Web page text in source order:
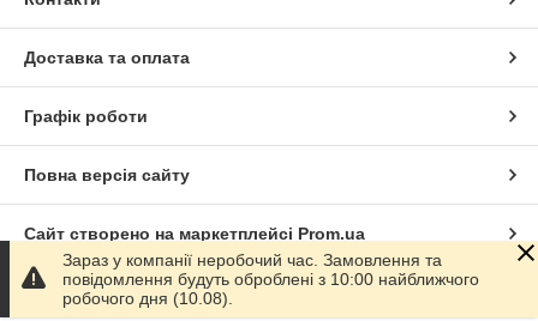
Доставка та оплата
Графік роботи
Повна версія сайту
Сайт створено на маркетплейсі Prom.ua
Політика конфіденційності
Зараз у компанії неробочий час. Замовлення та
повідомлення будуть оброблені з 10:00 найближчого
робочого дня (10.08).